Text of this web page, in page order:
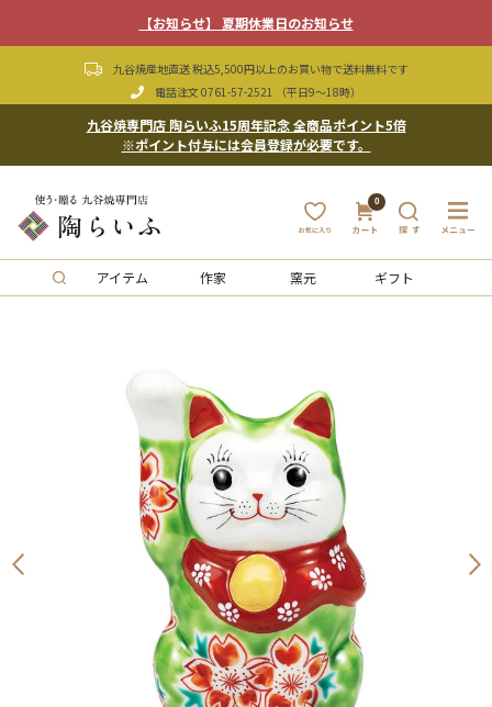
【お知らせ】 夏期休業日のお知らせ
九谷焼産地直送 税込5,500円以上のお買い物で送料無料です
電話注文 0761-57-2521 （平日9〜18時）
九谷焼専門店 陶らいふ15周年記念 全商品ポイント5倍
※ポイント付与には会員登録が必要です。
0
アイテム 作家 窯元 ギフト